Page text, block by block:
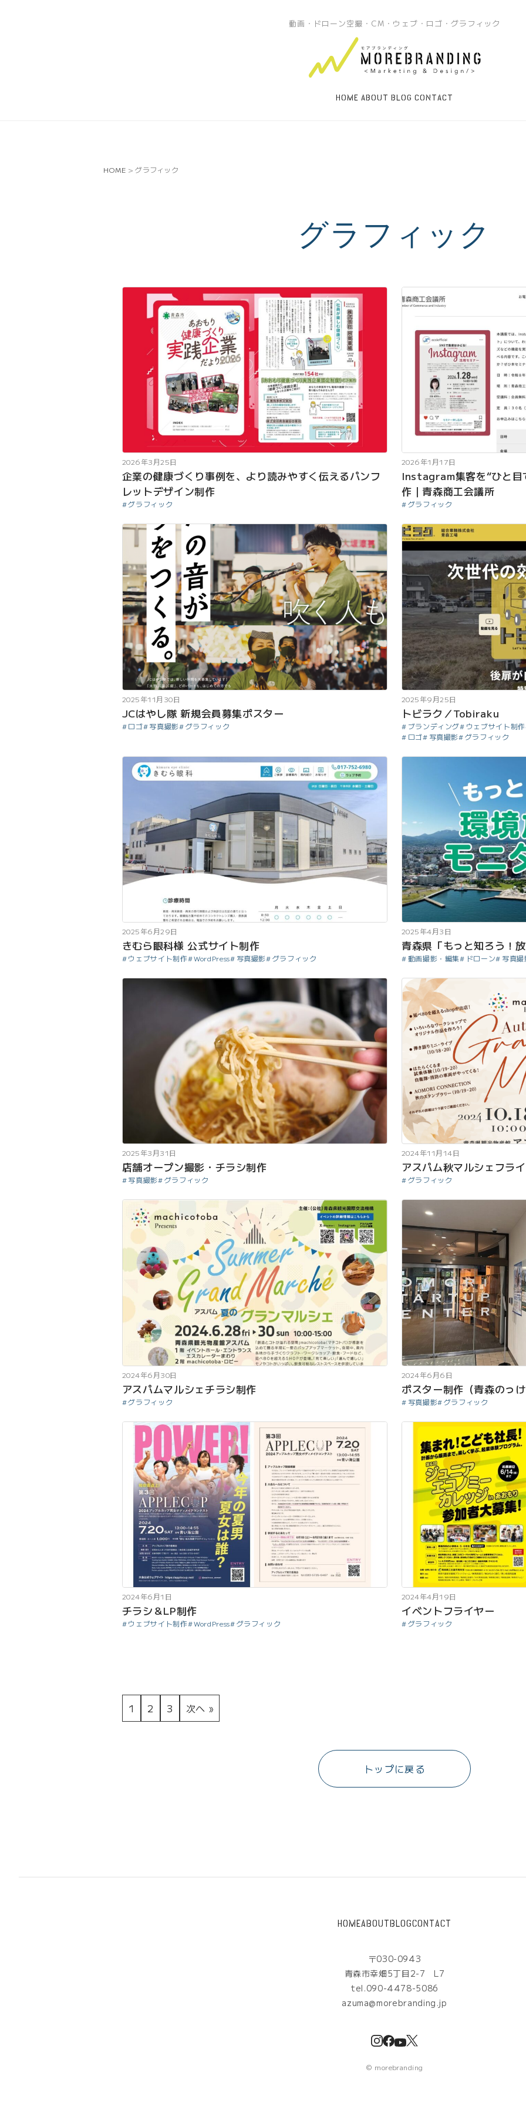
動画・ドローン空撮・CM・ウェブ・ロゴ・グラフィック
HOME ABOUT BLOG CONTACT
HOME >グラフィック
グラフィック
2026年3月25日
企業の健康づくり事例を、より読みやすく伝えるパンフ
レットデザイン制作
グラフィック
2026年1月17日
Instagram集客を“ひと目
作｜青森商工会議所
グラフィック
2025年11月30日
JCはやし隊 新規会員募集ポスター
ロゴ 写真撮影 グラフィック
2025年9月25日
トビラク／Tobiraku
ブランディング
ウェブサイト制作
ロゴ
写真撮影 グラフィック
2025年6月29日
きむら眼科様 公式サイト制作
ウェブサイト制作 WordPress 写真撮影 グラフィック
2025年4月3日
青森県「もっと知ろう！
動画撮影・編集 ドローン 写真撮
2025年3月31日
店舗オープン撮影・チラシ制作
写真撮影 グラフィック
2024年11月14日
アスパム秋マルシェフラ
グラフィック
2024年6月30日
アスパムマルシェチラシ制作
グラフィック
2024年6月6日
ポスター制作（青森のっ
写真撮影 グラフィック
2024年6月1日
チラシ＆LP制作
ウェブサイト制作 WordPress グラフィック
2024年4月19日
イベントフライヤー
グラフィック
1 2 3 次へ »
トップに戻る
HOMEABOUTBLOGCONTACT
〒030-0943
青森市幸畑5丁目2-7 L7
tel.090-4478-5086
azuma@morebranding.jp
© morebranding